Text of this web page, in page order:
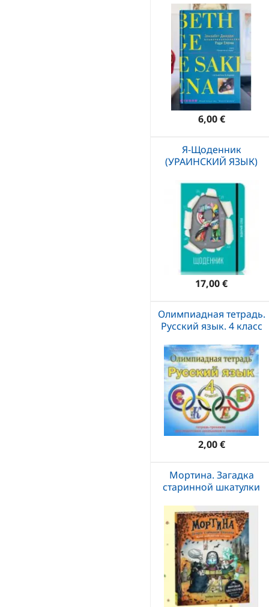
6,00 €
Я-Щоденник
(УРАИНСКИЙ ЯЗЫК)
17,00 €
Олимпиадная тетрадь.
Русский язык. 4 класс
2,00 €
Мортина. Загадка
старинной шкатулки